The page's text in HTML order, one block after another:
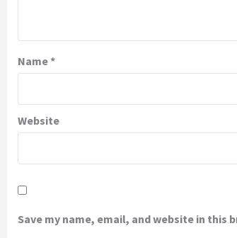
Name*
Website
Save my name, email, and website in